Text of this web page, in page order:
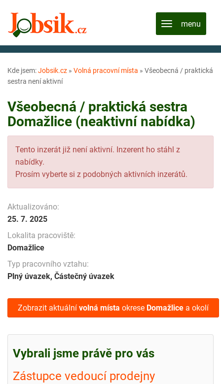
Kde jsem:Jobsik.cz » Volná pracovní místa » Všeobecná / praktická
sestra není aktivní
Všeobecná / praktická sestra
Domažlice (neaktivní nabídka)
Tento inzerát již není aktivní. Inzerent ho stáhl z
nabídky.
Prosím vyberte si z podobných aktivních inzerátů.
Aktualizováno:
25. 7. 2025
Lokalita pracoviště:
Domažlice
Typ pracovního vztahu:
Plný úvazek, Částečný úvazek
Zobrazit aktuální volná místa okrese Domažlice a okolí
Vybrali jsme právě pro vás
Zástupce vedoucí prodejny